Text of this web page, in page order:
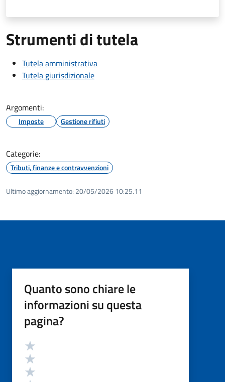
Strumenti di tutela
Tutela amministrativa
Tutela giurisdizionale
Argomenti:
Imposte Gestione rifiuti
Categorie:
Tributi, finanze e contravvenzioni
Ultimo aggiornamento: 20/05/2026 10:25.11
Quanto sono chiare le
informazioni su questa
pagina?
Valutazione